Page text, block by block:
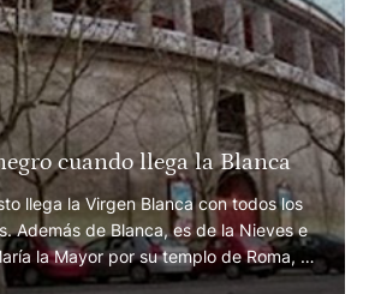
cuando llega la Blanca
llega la Virgen Blanca con todos los
Además de Blanca, es de la Nieves e
la Mayor por su templo de Roma, el
la feria de Vitoria, que lleva su